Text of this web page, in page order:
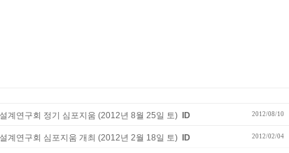
계연구회 정기 심포지움 (2012년 8월 25일 토) ID 2012/08/10
계연구회 심포지움 개최 (2012년 2월 18일 토) ID 2012/02/04